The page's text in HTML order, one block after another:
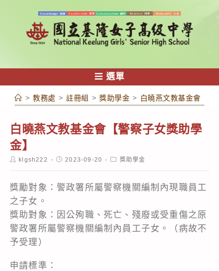
容
選單
> 教務處 > 註冊組 > 獎助學金 > 白曉燕文教基金會【
白曉燕文教基金會【警察子女獎助學
金】
Postklgsh222
Post2023-09-20
Post獎助學金
獎勵對象：警政署所屬警察機關編制內現職員工
之子女。
獎助對象：因公殉職、死亡、殘廢或受重傷之原
警政署所屬警察機關編制內員工子女。（病故不
予受理）
申請標準：